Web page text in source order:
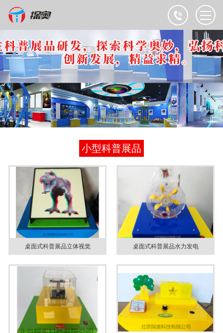
小型科普展品
桌面式科普展品立体视觉 桌面式科普展品水力发电